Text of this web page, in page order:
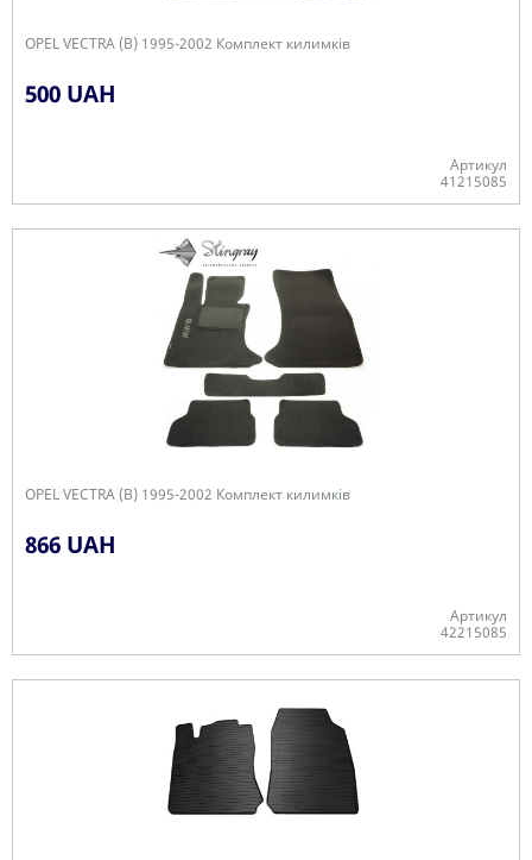
OPEL VECTRA (B) 1995-2002 Комплект килимків
500 UAH
Артикул
41215085
OPEL VECTRA (B) 1995-2002 Комплект килимків
866 UAH
Артикул
42215085